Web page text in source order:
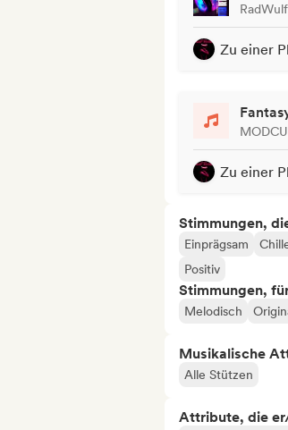
RadWulf
Zu einer
Zu einer
Stimmungen,
Einprägsam
Positiv
Stimmungen,
Melodisch
Musikalische
Alle Stützen
Attribute, die